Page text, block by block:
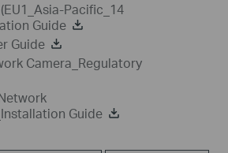
Pacific_14
Guide
Guide
Camera_Regulatory
Guide